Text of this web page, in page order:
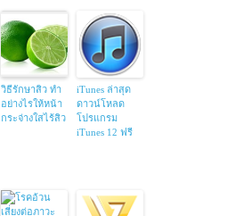
วิธีรักษาสิว ทำ
อย่างไรให้หน้า
กระจ่างใสไร้สิว
iTunes ล่าสุด
ดาวน์โหลด
โปรแกรม
iTunes 12 ฟรี